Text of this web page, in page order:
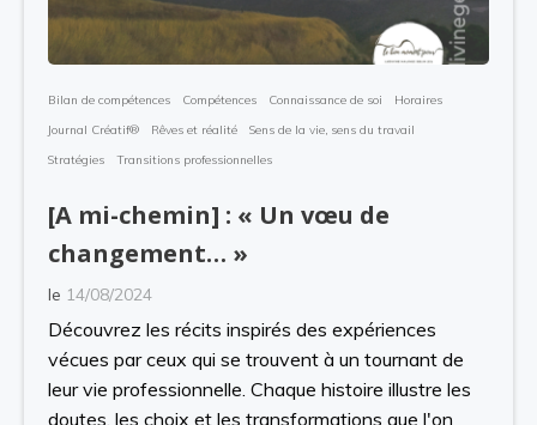
Bilan de compétences Compétences Connaissance de soi
Horaires
Journal Créatif®
Rêves et réalité
Sens de la vie, sens du travail
Stratégies
Transitions professionnelles
[A mi-chemin] : « Un vœu de
changement… »
le 14/08/2024
Découvrez les récits inspirés des expériences
vécues par ceux qui se trouvent à un tournant de
leur vie professionnelle. Chaque histoire illustre les
doutes, les choix et les transformations que l'on